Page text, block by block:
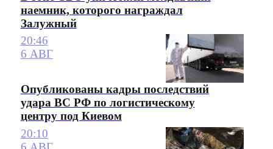
наемник, которого награждал
Залужный
20:46
6 АВГ
Опубликованы кадры последствий
удара ВС РФ по логистическому
центру под Киевом
20:10